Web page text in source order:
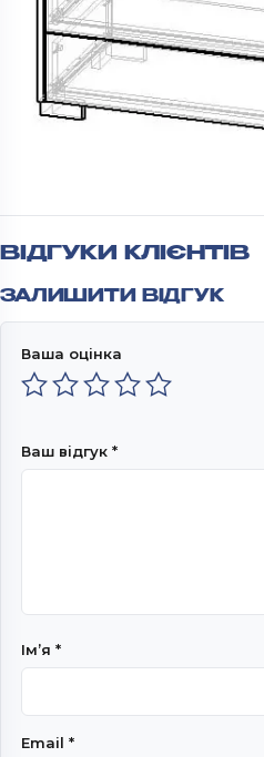
ВІДГУКИ КЛІЄНТІВ
ЗАЛИШИТИ ВІДГУК
Ваша оцінка
Ваш відгук *
Імʼя *
Email *